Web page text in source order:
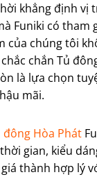
khẳng định vị
Funiki có tham
của chúng tôi
chắn Tủ
là lựa chọn
mãi.
đông Hòa Phát
gian, kiểu
thành hợp lý